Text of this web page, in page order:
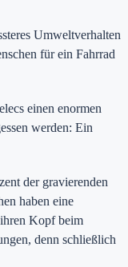
Umweltverhalten
für ein Fahrrad
einen enormen
werden: Ein
der gravierenden
haben eine
Kopf beim
denn schließlich